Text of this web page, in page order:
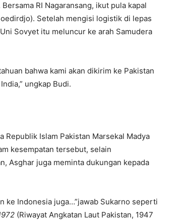
RI Nagaransang, ikut pula kapal
Setelah mengisi logistik di lepas
Sovyet itu meluncur ke arah Samudera
bahwa kami akan dikirim ke Pakistan
ungkap Budi.
Republik Islam Pakistan Marsekal Madya
kesempatan tersebut, selain
Asghar juga meminta dukungan kepada
ke Indonesia juga…”jawab Sukarno seperti
(Riwayat Angkatan Laut Pakistan, 1947